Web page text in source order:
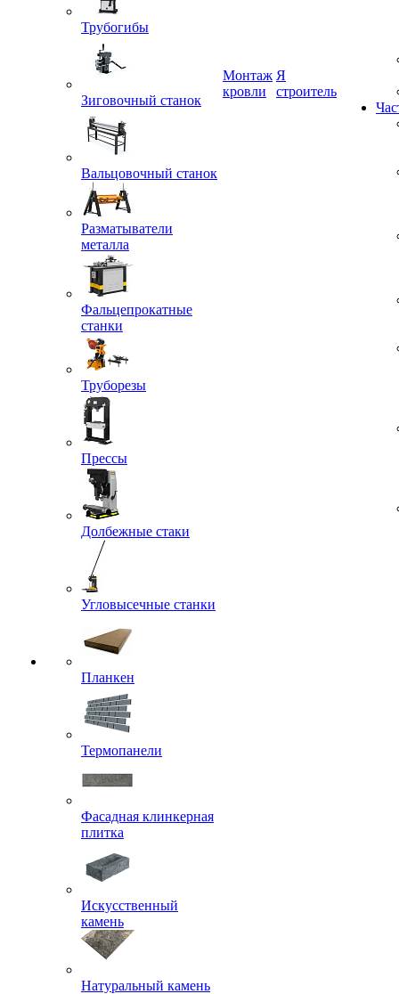
Трубогибы
Зиговочный станок
Вальцовочный станок
Разматыватели
металла
Фальцепрокатные
станки
Труборезы
Прессы
Долбежные стаки
Угловысечные станки
Планкен
Термопанели
Фасадная клинкерная
плитка
Искусственный
камень
Натуральный камень
Монтаж
кровли
Я
строитель